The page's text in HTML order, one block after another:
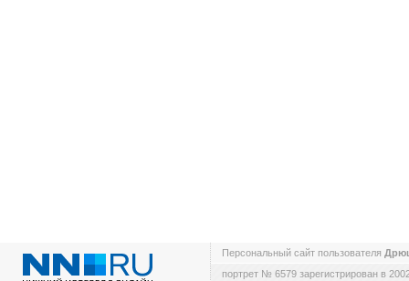
Персональный сайт пользователя
портрет № 6579 зарегистрирован в